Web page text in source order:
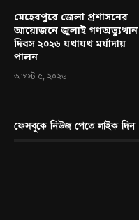
মেহেরপুরে জেলা প্রশাসনের
আয়োজনে জুলাই গণঅভ্যুত্থান
দিবস ২০২৬ যথাযথ মর্যাদায়
পালন
আগস্ট ৫, ২০২৬
ফেসবুকে নিউজ পেতে লাইক দিন